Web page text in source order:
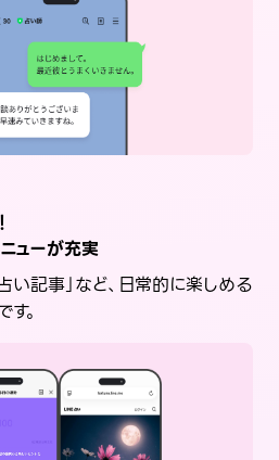
ューが充実
い記事」など、日常的に楽しめる
。